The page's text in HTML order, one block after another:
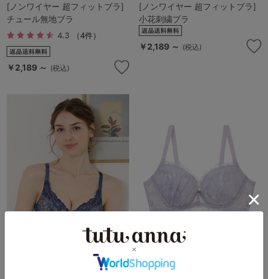
[ノンワイヤー 超フィットブラ]
チュール無地ブラ
4.3 （4件）
￥2,189 ～ (税込)
[ノンワイヤー 超フィットブラ]
小花刺繍ブラ
￥2,189 ～ (税込)